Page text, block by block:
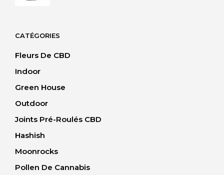
CATÉGORIES
Fleurs De CBD
Indoor
Green House
Outdoor
Joints Pré-Roulés CBD
Hashish
Moonrocks
Pollen De Cannabis